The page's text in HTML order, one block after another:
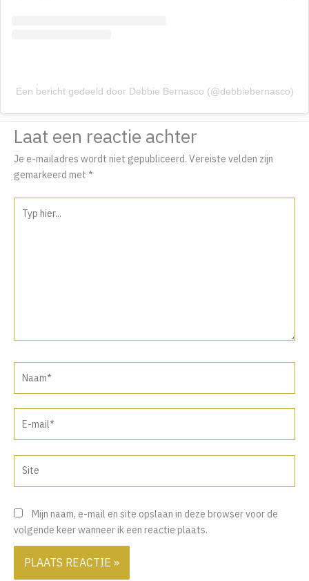
Een bericht gedeeld door Debbie Bernasco (@debbiebernasco)
Laat een reactie achter
Je e-mailadres wordt niet gepubliceerd. Vereiste velden zijn
gemarkeerd met *
hier...
mail*
Mijn naam, e-mail en site opslaan in deze browser voor de
volgende keer wanneer ik een reactie plaats.